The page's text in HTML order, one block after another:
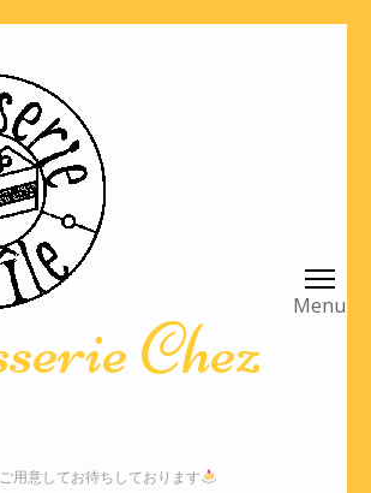
Chez
用意してお待ちしております